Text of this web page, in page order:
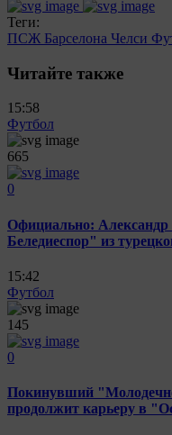
Теги:
ПСЖ Барселона Челси
Читайте также
15:58
Футбол
665
0
Официально:
Беледиеспор" из
15:42
Футбол
145
0
Покинувший
продолжит карьеру в